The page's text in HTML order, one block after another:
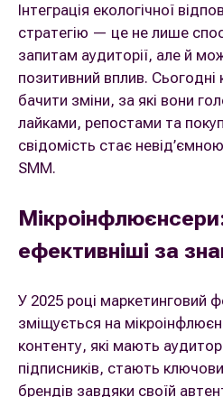
Інтеграція екологічної
стратегію — це не лише
запитам аудиторії, але й
позитивний вплив. Сьогодні
бачити зміни, за які вони
лайками, репостами та
свідомість стає
SMM.
ефективніші за
У 2025 році маркетинговий
зміщується на
контенту, які мають
підписників, стають
брендів завдяки своїй